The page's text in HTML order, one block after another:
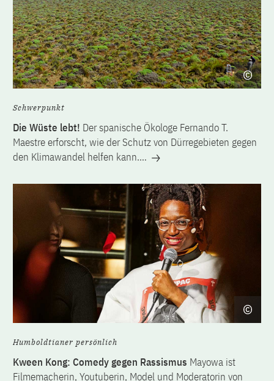
Schwerpunkt
Die Wüste lebt! Der spanische Ökologe Fernando T.
Maestre erforscht, wie der Schutz von Dürregebieten gegen
den Klimawandel helfen kann.…
Humboldtianer persönlich
Kween Kong: Comedy gegen Rassismus Mayowa ist
Filmemacherin, Youtuberin, Model und Moderatorin von